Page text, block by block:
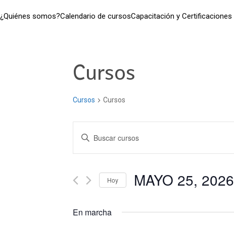
¿Quiénes somos?Calendario de cursosCapacitación y Certificaciones
Cursos
Cursos Cursos
Navegación
de
búsqueda
y
Introduce
Busca
para
Hoy MAYO 25, 2026
En marcha